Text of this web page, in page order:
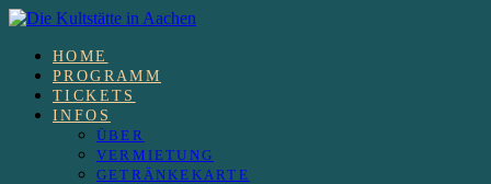
HOME
PROGRAMM
TICKETS
INFOS
ÜBER
VERMIETUNG
GETRÄNKEKARTE